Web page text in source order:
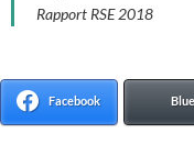
Rapport RSE 2018
Facebook